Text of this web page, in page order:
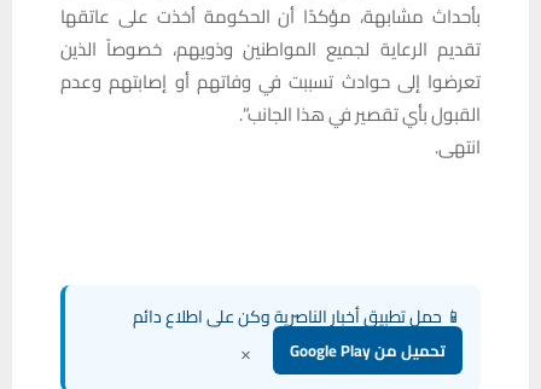
بأحداث مشابهة، مؤكدًا أن الحكومة أخذت على عاتقها
تقديم الرعاية لجميع المواطنين وذويهم، خصوصاً الذين
تعرضوا إلى حوادث تسببت في وفاتهم أو إصابتهم وعدم
القبول بأي تقصير في هذا الجانب”.
انتهى.
📱 حمل تطبيق أخبار الناصرية وكن على اطلاع دائم
تحميل من Google Play ×